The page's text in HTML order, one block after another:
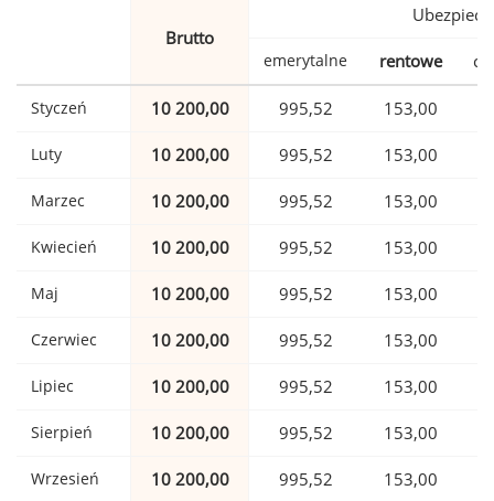
Brutto
emerytalne rentowe
Styczeń 10 200,00 995,52 153,00
Luty 10 200,00 995,52 153,00
Marzec 10 200,00 995,52 153,00
Kwiecień 10 200,00 995,52 153,00
Maj 10 200,00 995,52 153,00
Czerwiec 10 200,00 995,52 153,00
Lipiec 10 200,00 995,52 153,00
Sierpień 10 200,00 995,52 153,00
Wrzesień 10 200,00 995,52 153,00